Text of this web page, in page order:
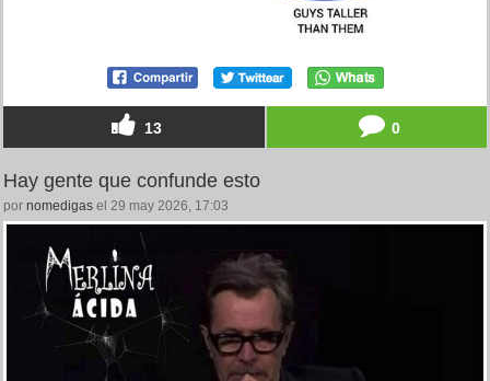
13 0
Hay gente que confunde esto
por nomedigas el 29 may 2026, 17:03